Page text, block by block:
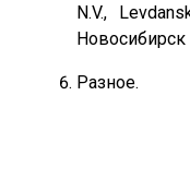
N.V.,
Новосибирск
Разное.